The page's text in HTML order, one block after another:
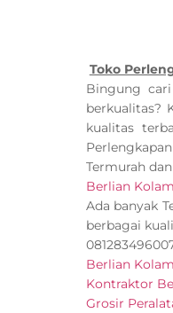
Toko
Bingung
berkualitas?
kualitas
Termurah
Berlian
Ada banyak
berbagai
Berlian
Kontraktor
Grosir